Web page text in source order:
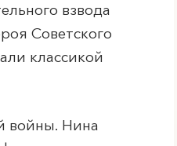
взвода
Советского
классикой
войны. Нина